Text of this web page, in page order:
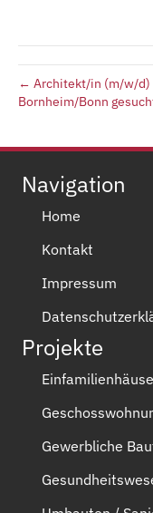
← Architekt/in (m/w/d)
Bornheim/Bonn
Navigation
Home
Kontakt
Impressum
Projekte
Gewerbliche